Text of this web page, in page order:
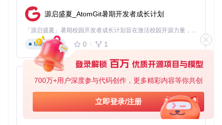
700万+用户深度参与代码创作，更多精彩内容等你共创
立即登录/注册
Windows系统（PowerShell）
macOS系统（Terminal）
Linux系统（终端）
基础下载操作：获取Zenodo记录ID或DOI（数字对象标识符，
一种持久识别数字资源的系统）后，只需一行命令即可开始下
载：
zenodo_get 10.5281/zenodo.7894561
源启盛夏_AtomGit暑期开发者成长计划
「源启盛夏」暑期校园开发者成长计划旨在激活校园开源力量，通过积分激励、认证扶持、资源倾斜等形式，引导高校组织和开发者完成「入驻 — 建项目 — 做贡献 — 获认证 — 得资源」的完整闭环。无论你是想带领社团入驻平台的组织者，还是希望用代码贡献证明自己的开发者，都能在这里找到属于你的成长路径。
Markdown
0 1
py-xiaozhi
基于Python的Xiaozhi AI，适用于想要完整Xiaozhi体验而无需拥有专用硬件的用户。
Python
0 1